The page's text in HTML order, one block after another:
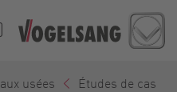
usées
Études de cas